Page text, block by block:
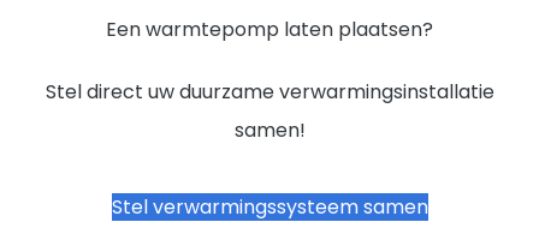
Een warmtepomp laten plaatsen?
Stel direct uw duurzame verwarmingsinstallatie
samen!
Stel verwarmingssysteem samen